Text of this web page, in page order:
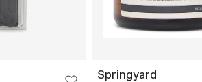
Springyard